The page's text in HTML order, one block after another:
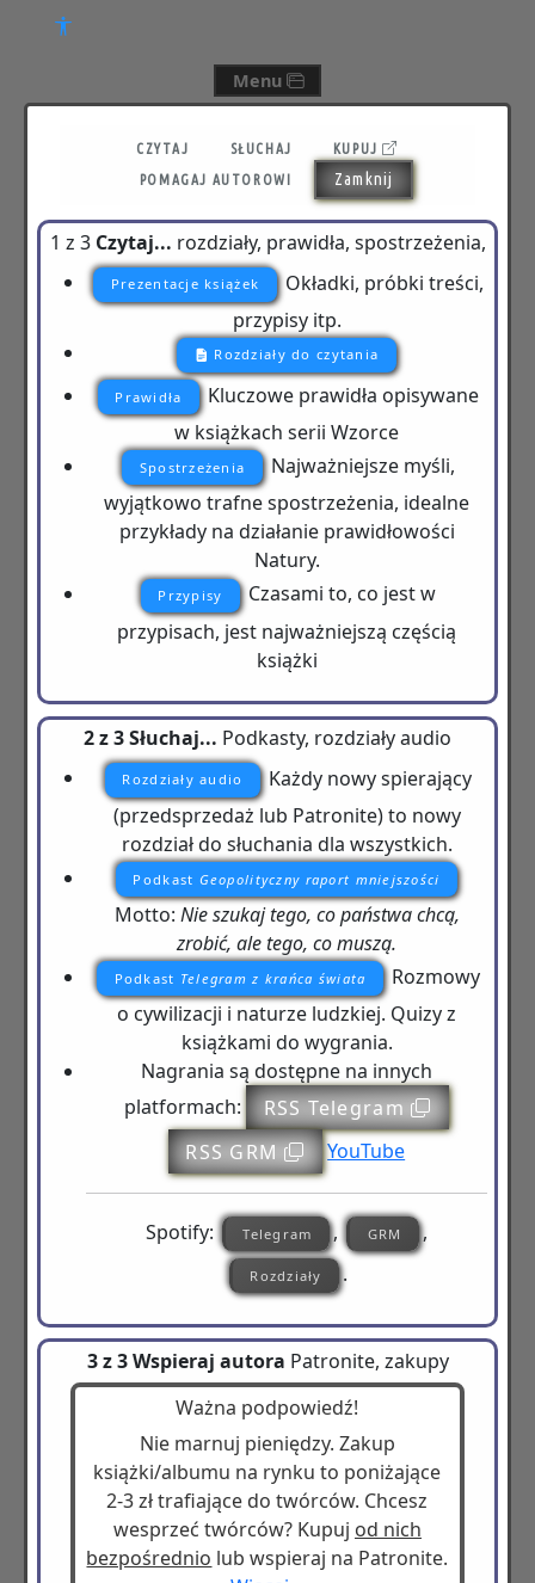
Menu
CZYTAJ SŁUCHAJ KUPUJ
POMAGAJ AUTOROWI Zamknij
1 z 3 Czytaj... rozdziały, prawidła, spostrzeżenia,
Prezentacje książek
Okładki, próbki treści,
przypisy itp.
Rozdziały do czytania
Prawidła
Kluczowe prawidła opisywane
w książkach serii Wzorce
Spostrzeżenia
Najważniejsze myśli,
wyjątkowo trafne spostrzeżenia, idealne
przykłady na działanie prawidłowości
Natury.
Przypisy
Czasami to, co jest w
przypisach, jest najważniejszą częścią
książki
2 z 3 Słuchaj... Podkasty, rozdziały audio
Rozdziały audio
Każdy nowy spierający
(przedsprzedaż lub Patronite) to nowy
rozdział do słuchania dla wszystkich.
Podkast Geopolityczny raport mniejszości
Motto: Nie szukaj tego, co państwa chcą,
zrobić, ale tego, co muszą.
Podkast Telegram z krańca świata
Rozmowy
o cywilizacji i naturze ludzkiej. Quizy z
książkami do wygrania.
Nagrania są dostępne na innych
platformach:
RSS Telegram
RSS GRM
YouTube
Spotify: Telegram , GRM ,
Rozdziały .
3 z 3 Wspieraj autora Patronite, zakupy
Ważna podpowiedź!
Nie marnuj pieniędzy. Zakup
książki/albumu na rynku to poniżające
2-3 zł trafiające do twórców. Chcesz
wesprzeć twórców? Kupuj od nich
bezpośrednio lub wspieraj na Patronite.